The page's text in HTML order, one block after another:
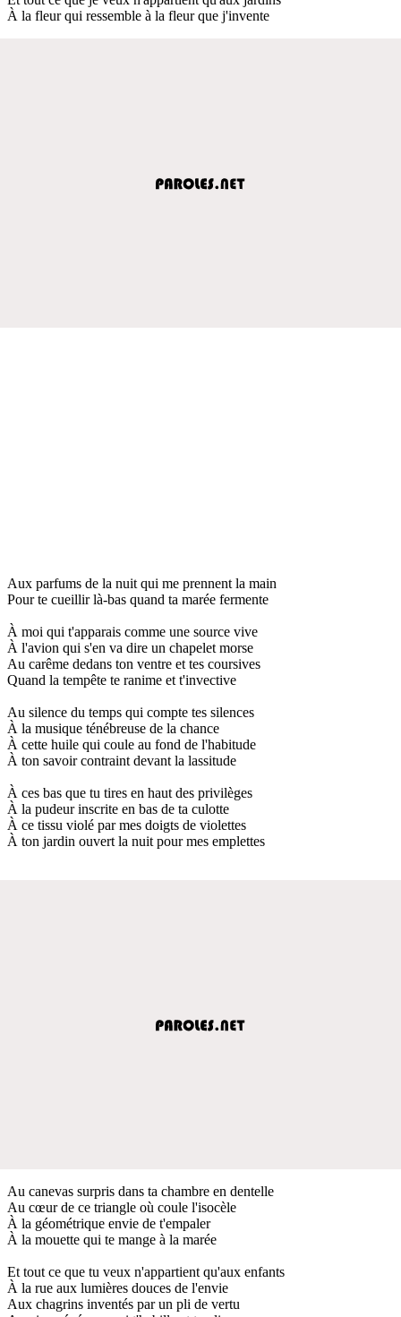
À la fleur qui ressemble à la fleur que j'invente
Aux parfums de la nuit qui me prennent la main
Pour te cueillir là-bas quand ta marée fermente
À moi qui t'apparais comme une source vive
À l'avion qui s'en va dire un chapelet morse
Au carême dedans ton ventre et tes coursives
Quand la tempête te ranime et t'invective
Au silence du temps qui compte tes silences
À la musique ténébreuse de la chance
À cette huile qui coule au fond de l'habitude
À ton savoir contraint devant la lassitude
À ces bas que tu tires en haut des privilèges
À la pudeur inscrite en bas de ta culotte
À ce tissu violé par mes doigts de violettes
À ton jardin ouvert la nuit pour mes emplettes
Au canevas surpris dans ta chambre en dentelle
Au cœur de ce triangle où coule l'isocèle
À la géométrique envie de t'empaler
À la mouette qui te mange à la marée
Et tout ce que tu veux n'appartient qu'aux enfants
À la rue aux lumières douces de l'envie
Aux chagrins inventés par un pli de vertu